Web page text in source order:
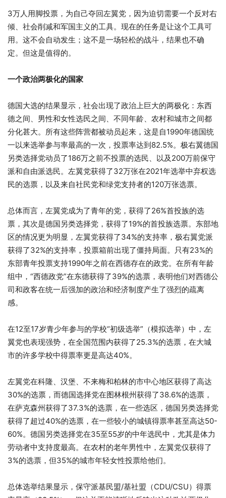
3万人用脚投票，为自己夺回左翼党，因为迫切需要一个反对右
倾、社会削减和军国主义的工具。现在的任务是让这个工具可
用。这不会自动发生；这不是一场轻松的战斗，结果也不确
定。但这是值得的。
一个政治两极化的国家
德国大选的结果显示，社会出现了政治上巨大的两极化：东西
德之间、男性和女性选民之间、不同年龄、农村和城市之间都
分化甚大。所有这些阵营都被动员起来，这是自1990年德国统
一以来选举参与率最高的一次，投票率达到82.5%。极右翼德国
另类选择党动员了186万之前不投票的选民、以及200万前保守
派和自由派选民。左翼党获得了32万张在2021年选举中弃权选
民的选票，以及来自社民党和绿党支持者的120万张选票。
总体而言，左翼党成为了青年的党，获得了26%首投族的选
票，其次是德国另类选择党，获得了19%的首投族选票。东部地
区的情况更为明显，左翼党获得了34%的支持率，极右翼党派
获得了32%的支持率，投票箱前出现了僵持局面。只有23%的
东部青年投票支持1990年之前在西德存在的政党。在所有年龄
组中，“西德政党”在东德获得了39%的选票，表明他们对西德公
司和政客在统一后强加的政治和经济制度产生了强烈的疏离
感。
在12至17岁青少年参与的学校“初级选举”（模拟选举）中，左
翼党也表现强势，在全国范围内获得了25.3%的选票，在大城
市的许多学校中得票率更是高达40%。
左翼党在科隆、汉堡、不来梅和柏林的市中心地区获得了高达
30%的选票，而德国选择党在图林根州获得了38.6%的选票，
在萨克森州获得了37.3%的选票，在一些选区，德国另类选择党
获得了超过40%的选票，在一些较小的城镇得票率甚至高达50-
60%。德国另类选择党在35至55岁的中年选民中，尤其是体力
劳动者中支持度最高。在农村的老年男性中，左翼党仅获得了
3%的选票，但35%的城市年轻女性投票给他们。
总体选举结果显示，保守派基民盟/基社盟（CDU/CSU）得票